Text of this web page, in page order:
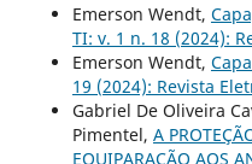
Emerson Wendt,
TI: v. 1 n. 18 (2024):
Emerson Wendt,
19 (2024): Revista
Gabriel De Oliveira
Pimentel, A
EQUIPARAÇÃO AOS